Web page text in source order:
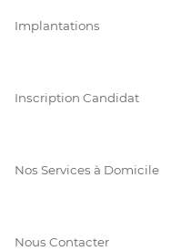
Implantations
Inscription Candidat
Nos Services à Domicile
Nous Contacter